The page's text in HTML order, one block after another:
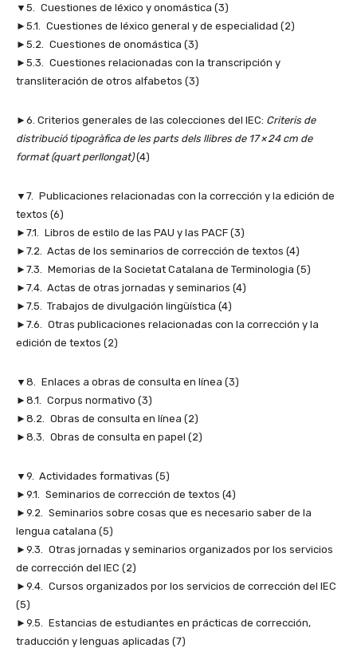
▼5. Cuestiones de léxico y onomástica (3)
►5.1. Cuestiones de léxico general y de especialidad (2)
►5.2. Cuestiones de onomástica (3)
►5.3. Cuestiones relacionadas con la transcripción y
transliteración de otros alfabetos (3)
►6. Criterios generales de las colecciones del IEC: Criteris de
distribució tipogràfica de les parts dels llibres de 17 × 24 cm de
format (quart perllongat)(4)
▼7. Publicaciones relacionadas con la corrección y la edición de
textos (6)
►7.1. Libros de estilo de las PAU y las PACF (3)
►7.2. Actas de los seminarios de corrección de textos (4)
►7.3. Memorias de la Societat Catalana de Terminologia (5)
►7.4. Actas de otras jornadas y seminarios (4)
►7.5. Trabajos de divulgación lingüística (4)
►7.6. Otras publicaciones relacionadas con la corrección y la
edición de textos (2)
▼8. Enlaces a obras de consulta en línea (3)
►8.1. Corpus normativo (3)
►8.2. Obras de consulta en línea (2)
►8.3. Obras de consulta en papel (2)
▼9. Actividades formativas (5)
►9.1. Seminarios de corrección de textos (4)
►9.2. Seminarios sobre cosas que es necesario saber de la
lengua catalana (5)
►9.3. Otras jornadas y seminarios organizados por los servicios
de corrección del IEC (2)
►9.4. Cursos organizados por los servicios de corrección del IEC
(5)
►9.5. Estancias de estudiantes en prácticas de corrección,
traducción y lenguas aplicadas (7)